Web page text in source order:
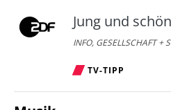
Jung und schön
INFO, GESELLSCHAFT +
TV-TIPP